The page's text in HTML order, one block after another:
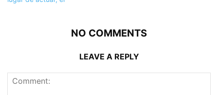
NO COMMENTS
LEAVE A REPLY